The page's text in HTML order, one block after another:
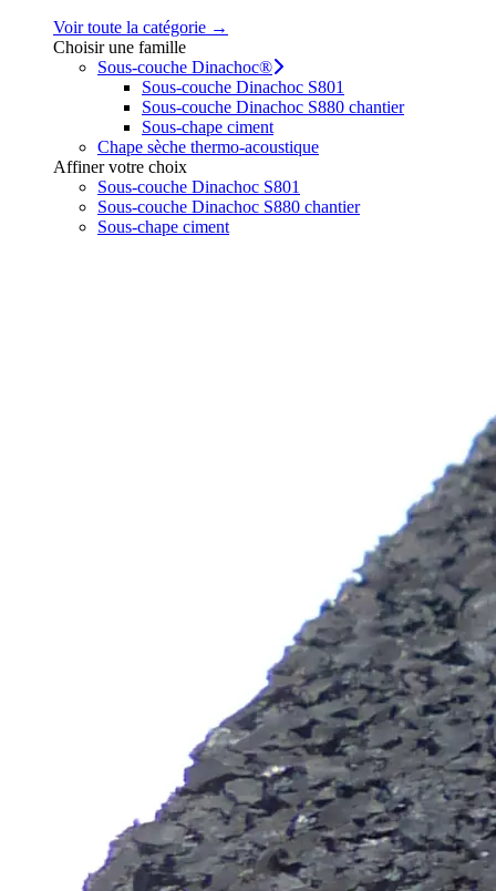
Voir toute la catégorie →
Choisir une famille
Sous-couche Dinachoc®
Sous-couche Dinachoc S801
Sous-couche Dinachoc S880 chantier
Sous-chape ciment
Chape sèche thermo-acoustique
Affiner votre choix
Sous-couche Dinachoc S801
Sous-couche Dinachoc S880 chantier
Sous-chape ciment